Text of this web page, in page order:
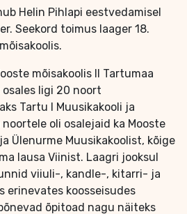
Helin Pihlapi eestvedamisel
Seekord toimus laager 18.
mõisakoolis II Tartumaa
ligi 20 noort
Tartu I Muusikakooli ja
oli osalejaid ka Mooste
Ülenurme Muusikakoolist, kõige
lausa Viinist. Laagri jooksul
viiuli-, kandle-, kitarri- ja
erinevates koosseisudes
õpitoad nagu näiteks